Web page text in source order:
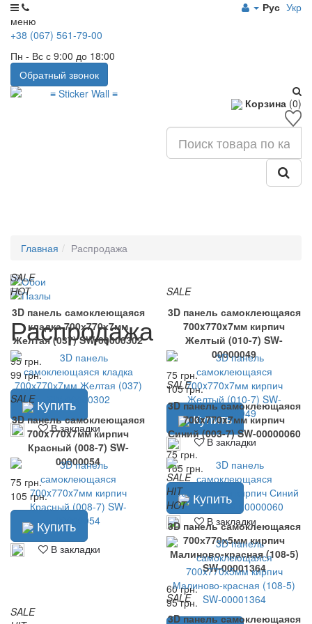
меню
Рус Укр
+38 (067) 561-79-00
Пн - Вс с 9:00 до 18:00
Обратный звонок
Корзина (0)
Главная Распродажа
Распродажа
SALE
HOT
3D панель самоклеющаяся
кладка 700х770х7мм
Желтая (037) SW-00000302
95 грн.
99 грн.
Купить
В закладки
SALE
3D панель самоклеющаяся
700x770x7мм кирпич
Желтый (010-7) SW-
00000049
75 грн.
105 грн.
Купить
В закладки
SALE
3D панель самоклеющаяся
700x770x7мм кирпич
Красный (008-7) SW-
00000054
75 грн.
105 грн.
Купить
В закладки
SALE
3D панель самоклеющаяся
700x770x7мм кирпич
Синий (003-7) SW-00000060
75 грн.
105 грн.
Купить
В закладки
SALE
HIT
HOT
3D панель самоклеющаяся
700х770х5мм кирпич
Малиново-красная (108-5)
SW-00001364
60 грн.
95 грн.
SALE
SALE
3D панель самоклеющаяся